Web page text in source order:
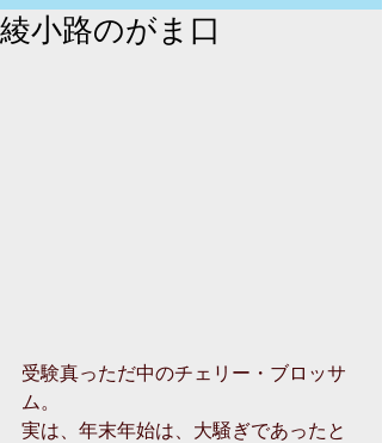
綾小路のがま口
受験真っただ中のチェリー・ブロッサ
ム。
実は、年末年始は、大騒ぎであったと